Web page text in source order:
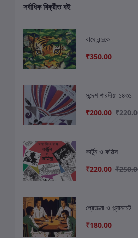
সর্বাধিক বিক্রীত বই
বাঘে বন্দুকে
₹350.00
সন্দেশ শারদীয়া ১৪৩১
₹200.00
কার্টুন ও কমিক্স
₹220.00
প্রেতাত্মা ও প্ল্যানচেট
₹180.00